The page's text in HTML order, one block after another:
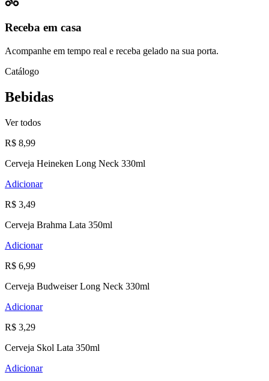
Receba em casa
Acompanhe em tempo real e receba gelado na sua porta.
Catálogo
Bebidas
Ver todos
R$ 8,99
Cerveja Heineken Long Neck 330ml
Adicionar
R$ 3,49
Cerveja Brahma Lata 350ml
Adicionar
R$ 6,99
Cerveja Budweiser Long Neck 330ml
Adicionar
R$ 3,29
Cerveja Skol Lata 350ml
Adicionar